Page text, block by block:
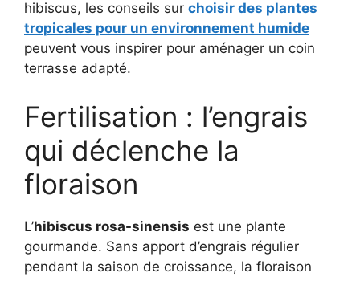
hibiscus, les conseils sur choisir des plantes
tropicales pour un environnement humide
peuvent vous inspirer pour aménager un coin
terrasse adapté.
Fertilisation : l’engrais
qui déclenche la
floraison
L’hibiscus rosa-sinensis est une plante
gourmande. Sans apport d’engrais régulier
pendant la saison de croissance, la floraison